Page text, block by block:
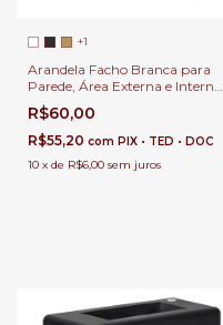
+1
Arandela Facho Branca para
Parede, Área Externa e Interna
de Casa
R$60,00
R$55,20 com PIX • TED • DOC
10 x de R$6,00 sem juros